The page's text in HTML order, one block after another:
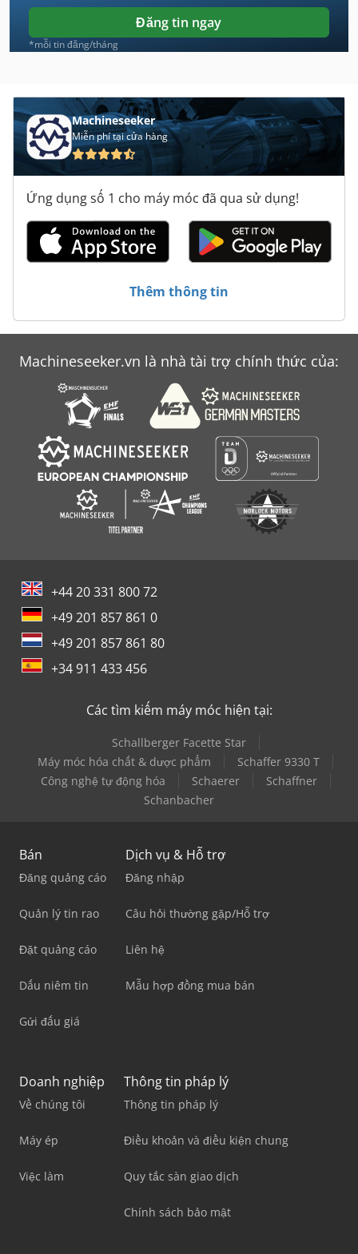
Eht
Eisele Kms
Eisele Lms
Eisele Lms 1
Ewm Mig Mag
Fein Aste 649 1
Gema Lz 170
Makino A 77
Makino Mc 86
Máy Hàn Mig Mag
Đăng tin ngay
*mỗi tin đăng/tháng
Machineseeker
Miễn phí tại cửa hàng
Ứng dụng số 1 cho máy móc đã qua sử dụng!
Thêm thông tin
Machineseeker.vn là nhà tài trợ chính thức của:
+44 20 331 800 72
+49 201 857 861 0
+49 201 857 861 80
+34 911 433 456
Các tìm kiếm máy móc hiện tại:
Schallberger Facette Star
Máy móc hóa chất & dược phẩm
Schaffer 9330 T
Công nghệ tự động hóa
Schaerer
Schaffner
Schanbacher
Bán
Đăng quảng cáo
Quản lý tin rao
Đặt quảng cáo
Dấu niêm tin
Gửi đấu giá
Dịch vụ & Hỗ trợ
Đăng nhập
Câu hỏi thường gặp/Hỗ trợ
Liên hệ
Mẫu hợp đồng mua bán
Doanh nghiệp
Về chúng tôi
Máy ép
Việc làm
Thông tin pháp lý
Thông tin pháp lý
Điều khoản và điều kiện chung
Quy tắc sàn giao dịch
Chính sách bảo mật